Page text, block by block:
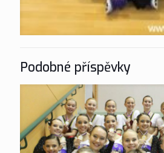
Podobné příspěvky